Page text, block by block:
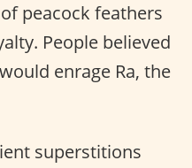
peacock feathers
People believed
enrage Ra, the
superstitions